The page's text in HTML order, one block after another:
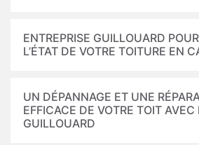
ENTREPRISE GUILLOUARD
L’ÉTAT DE VOTRE TOITURE EN
UN DÉPANNAGE ET UNE
EFFICACE DE VOTRE TOIT AVEC
GUILLOUARD